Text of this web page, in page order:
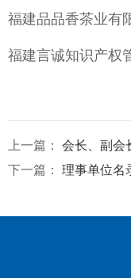
福建品品香茶业有
福建言诚知识产权
上一篇： 会长、副会
下一篇： 理事单位名